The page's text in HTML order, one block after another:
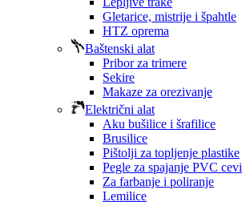
Gletarice, mistrije i špahtle
HTZ oprema
Baštenski alat
Pribor za trimere
Sekire
Makaze za orezivanje
Električni alat
Aku bušilice i šrafilice
Brusilice
Pištolji za topljenje plastike
Pegle za spajanje PVC cevi
Za farbanje i poliranje
Lemilice